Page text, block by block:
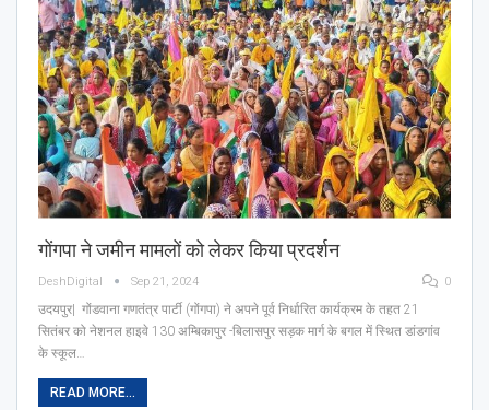
गोंगपा ने जमीन मामलों को लेकर किया प्रदर्शन
DeshDigital Sep 21, 2024 0
उदयपुर| गोंडवाना गणतंत्र पार्टी (गोंगपा) ने अपने पूर्व निर्धारित कार्यक्रम के तहत 21
सितंबर को नेशनल हाइवे 130 अम्बिकापुर -बिलासपुर सड़क मार्ग के बगल में स्थित डांडगांव
के स्कूल…
READ MORE...